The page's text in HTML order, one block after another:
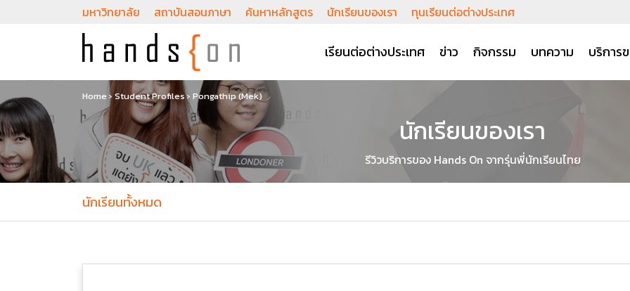
มหาวิทยาลัย สถาบันสอนภาษา ค้นหาหลักสูตร นักเรียนของเรา ทุนเรียนต่อต่างประเทศ
เรียนต่อต่างประเทศ ข่าว กิจกรรม บทความ บริการ
Home ›Student Profiles› Pongathip (Mek)
นักเรียนของเรา
รีวิวบริการของ Hands On จากรุ่นพี่นักเรียนไทย
นักเรียนทั้งหมด